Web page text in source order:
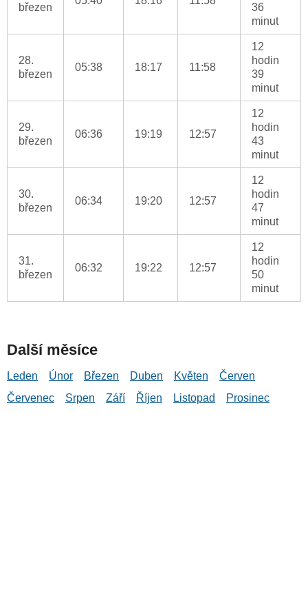
březen
36
minut
28.
březen
05:38 18:17 11:58
12
hodin
39
minut
29.
březen
06:36 19:19 12:57
12
hodin
43
minut
30.
březen
06:34 19:20 12:57
12
hodin
47
minut
31.
březen
06:32 19:22 12:57
12
hodin
50
minut
Další měsíce
Leden Únor Březen Duben Květen
Červen
Červenec
Srpen Září Říjen Listopad Prosinec